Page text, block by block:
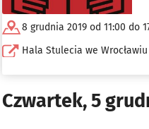
8 grudnia 2019 od 11:00 do
Hala Stulecia we Wrocławiu
Czwartek, 5